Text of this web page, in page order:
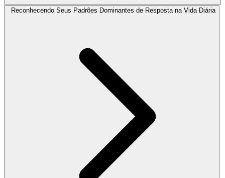
Reconhecendo Seus Padrões Dominantes de Resposta na Vida Diária